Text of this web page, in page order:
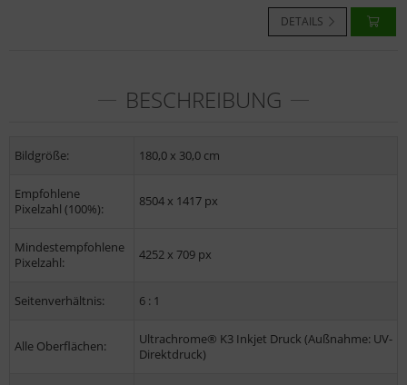
DETAILS
BESCHREIBUNG
Bildgröße: 180,0 x 30,0 cm
Empfohlene
Pixelzahl (100%):
8504 x 1417 px
Mindestempfohlene
Pixelzahl:
4252 x 709 px
Seitenverhältnis: 6 : 1
Alle Oberflächen:
Ultrachrome® K3 Inkjet Druck (Außnahme: UV-
Direktdruck)